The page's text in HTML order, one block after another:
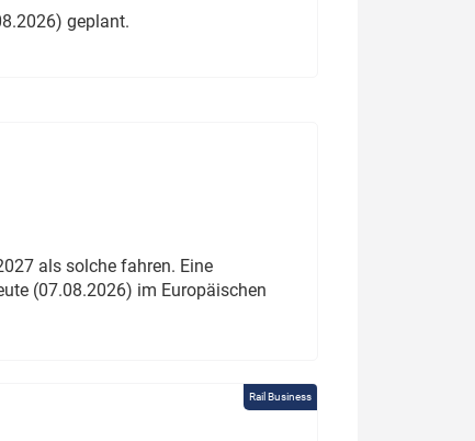
geplant.
als solche fahren. Eine
(07.08.2026) im Europäischen
Rail Business